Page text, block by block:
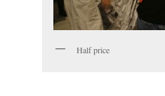
Half price